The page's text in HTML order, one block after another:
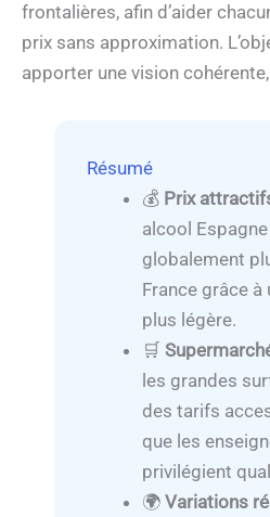
frontalières, afin d’aider
prix sans approximation.
apporter une vision
Résumé
💰 Prix
alcool
globalement
France grâce à
plus légère.
🛒
les grandes
des tarifs
que les
privilégient
🌍 Variations